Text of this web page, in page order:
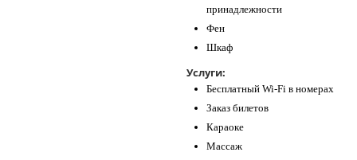
принадлежности
Фен
Шкаф
Услуги:
Бесплатный Wi-Fi в номерах
Заказ билетов
Караоке
Массаж